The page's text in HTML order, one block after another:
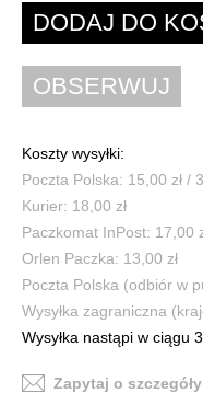
Koszty wysyłki:
Poczta Polska: 15,00 zł /
Kurier: 18,00 zł
Paczkomat InPost: 17,00
Orlen Paczka: 13,00 zł
Poczta Polska (odbiór w
Wysyłka zagraniczna
Wysyłka nastąpi w ciągu
Zapytaj o